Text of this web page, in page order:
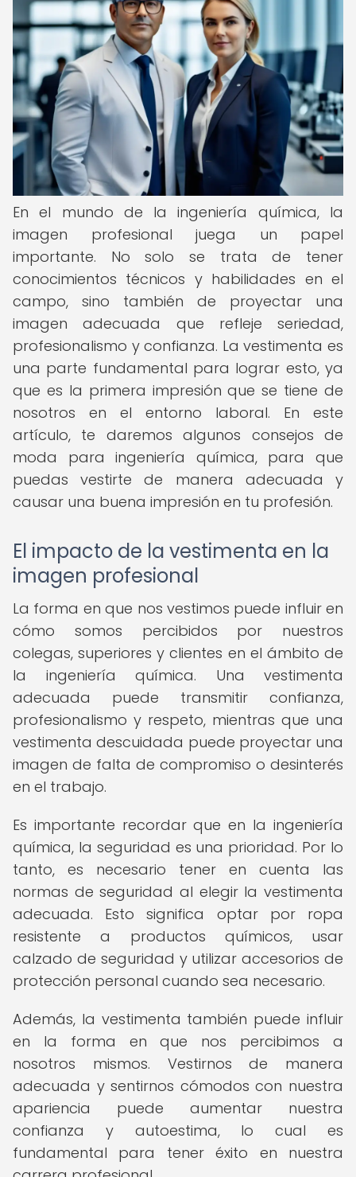
En el mundo de la ingeniería química, la
imagen profesional juega un papel
importante. No solo se trata de tener
conocimientos técnicos y habilidades en el
campo, sino también de proyectar una
imagen adecuada que refleje seriedad,
profesionalismo y confianza. La vestimenta es
una parte fundamental para lograr esto, ya
que es la primera impresión que se tiene de
nosotros en el entorno laboral. En este
artículo, te daremos algunos consejos de
moda para ingeniería química, para que
puedas vestirte de manera adecuada y
causar una buena impresión en tu profesión.
El impacto de la vestimenta en la
imagen profesional
La forma en que nos vestimos puede influir en
cómo somos percibidos por nuestros
colegas, superiores y clientes en el ámbito de
la ingeniería química. Una vestimenta
adecuada puede transmitir confianza,
profesionalismo y respeto, mientras que una
vestimenta descuidada puede proyectar una
imagen de falta de compromiso o desinterés
en el trabajo.
Es importante recordar que en la ingeniería
química, la seguridad es una prioridad. Por lo
tanto, es necesario tener en cuenta las
normas de seguridad al elegir la vestimenta
adecuada. Esto significa optar por ropa
resistente a productos químicos, usar
calzado de seguridad y utilizar accesorios de
protección personal cuando sea necesario.
Además, la vestimenta también puede influir
en la forma en que nos percibimos a
nosotros mismos. Vestirnos de manera
adecuada y sentirnos cómodos con nuestra
apariencia puede aumentar nuestra
confianza y autoestima, lo cual es
fundamental para tener éxito en nuestra